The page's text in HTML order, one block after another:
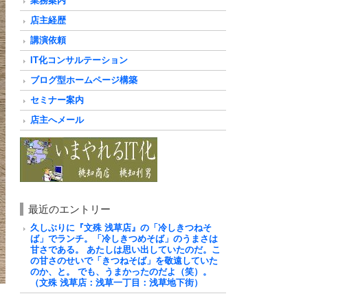
店主経歴
講演依頼
IT化コンサルテーション
ブログ型ホームページ構築
セミナー案内
店主へメール
最近のエントリー
久しぶりに『文殊 浅草店』の「冷しきつねそ
ば」でランチ。「冷しきつめそば」のうまさは
甘さである。 あたしは思い出していたのだ。こ
の甘さのせいで「きつねそば」を敬遠していた
のか、と。 でも、うまかったのだよ（笑）。
（文殊 浅草店：浅草一丁目：浅草地下街）